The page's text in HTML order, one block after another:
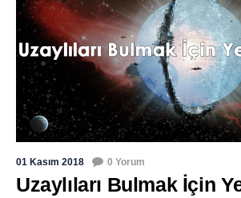
01 Kasım 2018 0 Yorum
Uzaylıları Bulmak İçin